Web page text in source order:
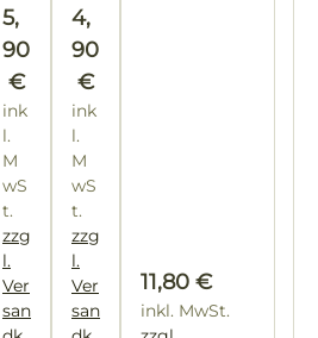
pl
at
te
Regulärer Preis:
5,
90
€
ink
l.
M
wS
t.
zzg
l.
Ver
san
m
pl
at
te
Regulärer Preis:
4,
90
€
ink
l.
M
wS
t.
zzg
l.
Ver
san
Regulärer Preis:
11,80 €
inkl. MwSt.